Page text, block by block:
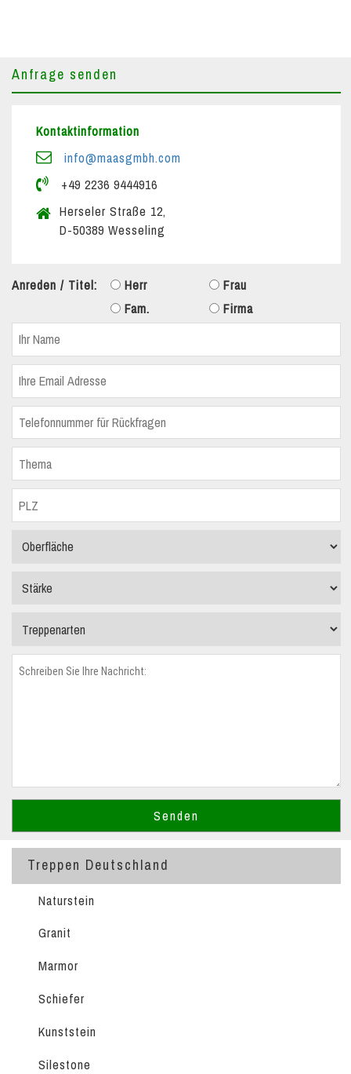
Anfrage senden
Kontaktinformation
info@maasgmbh.com
+49 2236 9444916
Herseler Straße 12,
D-50389 Wesseling
Anreden / Titel: Herr
Frau
Fam.
Firma
Treppen Deutschland
Naturstein
Granit
Marmor
Schiefer
Kunststein
Silestone